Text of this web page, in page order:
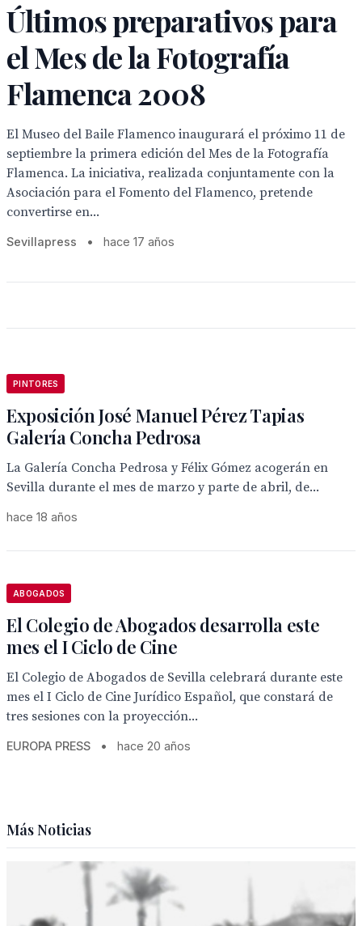
Últimos preparativos para
el Mes de la Fotografía
Flamenca 2008
El Museo del Baile Flamenco inaugurará el próximo 11 de
septiembre la primera edición del Mes de la Fotografía
Flamenca. La iniciativa, realizada conjuntamente con la
Asociación para el Fomento del Flamenco, pretende
convertirse en...
Sevillapress • hace 17 años
PINTORES
Exposición José Manuel Pérez Tapias
Galería Concha Pedrosa
La Galería Concha Pedrosa y Félix Gómez acogerán en
Sevilla durante el mes de marzo y parte de abril, de...
hace 18 años
ABOGADOS
El Colegio de Abogados desarrolla este
mes el I Ciclo de Cine
El Colegio de Abogados de Sevilla celebrará durante este
mes el I Ciclo de Cine Jurídico Español, que constará de
tres sesiones con la proyección...
EUROPA PRESS • hace 20 años
Más Noticias